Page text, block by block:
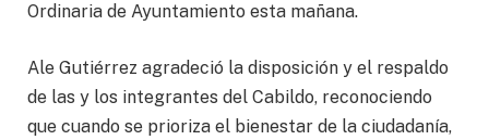
Ordinaria de Ayuntamiento esta mañana.
Ale Gutiérrez agradeció la disposición y el respaldo
de las y los integrantes del Cabildo, reconociendo
que cuando se prioriza el bienestar de la ciudadanía,